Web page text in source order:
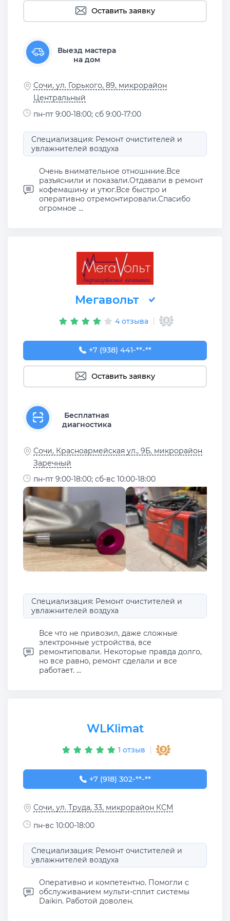
Оставить заявку
Выезд мастера
на дом
Сочи, ул. Горького, 89, микрорайон
Центральный
пн-пт 9:00-18:00; сб 9:00-17:00
Специализация: Ремонт очистителей и
увлажнителей воздуха
Очень внимательное отношнние.Все
разъяснили и показали.Отдавали в ремонт
кофемашину и утюг.Все быстро и
оперативно отремонтировали.Спасибо
огромное ...
Мегавольт
4 отзыва
+7 (938) 441-37-67
+7 (938) 441-**-**
Оставить заявку
Бесплатная
диагностика
Сочи, Красноармейская ул., 9Б, микрорайон
Заречный
пн-пт 9:00-18:00; сб-вс 10:00-18:00
Специализация: Ремонт очистителей и
увлажнителей воздуха
Все что не привозил, даже сложные
электронные устройства, все
ремонтиповали. Некоторые правда долго,
но все равно, ремонт сделали и все
работает. ...
WLKlimat
1 отзыв
+7 (918) 302-04-42
+7 (918) 302-**-**
Сочи, ул. Труда, 33, микрорайон КСМ
пн-вс 10:00-18:00
Специализация: Ремонт очистителей и
увлажнителей воздуха
Оперативно и компетентно. Помогли с
обслуживанием мульти-сплит системы
Daikin. Работой доволен.